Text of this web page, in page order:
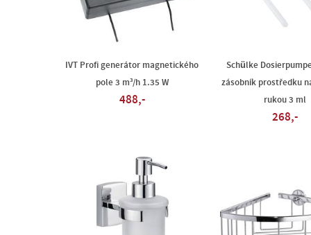
IVT Profi generátor magnetického
pole 3 m³/h 1.35 W
488,-
Schülke
zásobník prostředku
rukou 3 ml
268,-